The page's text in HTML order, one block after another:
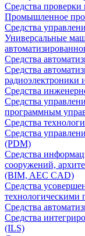
Средства проверки
Промышленное
Средства
Универсальные
Средства
Средства
радиоэлектроники
Средства
Средства
программным
Средства
Средства
(PDM)
Средства
сооружений,
(BIM, AEC CAD)
Средства
технологическими
Средства
Средства
(ILS)